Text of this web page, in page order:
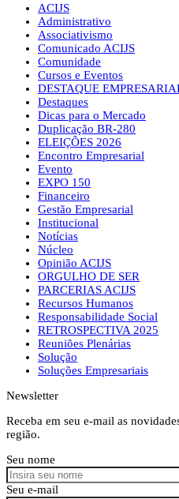
ACIJS
Administrativo
Associativismo
Comunicado ACIJS
Comunidade
Cursos e Eventos
DESTAQUE
Destaques
Dicas para o Mercado
Duplicação BR-280
ELEIÇÕES 2026
Encontro Empresarial
Evento
EXPO 150
Financeiro
Gestão Empresarial
Institucional
Notícias
Núcleo
Opinião ACIJS
ORGULHO DE SER
PARCERIAS ACIJS
Recursos Humanos
Responsabilidade Social
RETROSPECTIVA 2025
Reuniões Plenárias
Solução
Soluções Empresariais
Newsletter
Receba em seu e-mail as
região.
Seu nome
Seu e-mail